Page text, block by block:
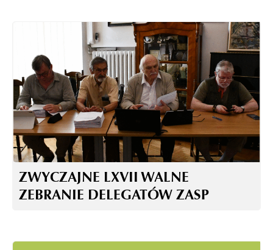
ZWYCZAJNE LXVII WALNE
ZEBRANIE DELEGATÓW ZASP